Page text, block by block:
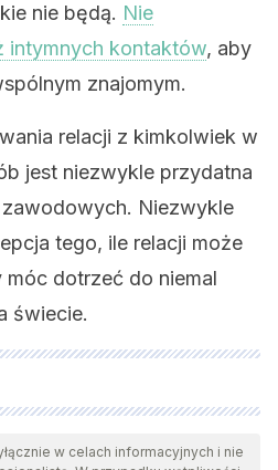
nie będą. Nie
intymnych kontaktów, aby
znajomym.
relacji z kimkolwiek w
jest niezwykle przydatna
Niezwykle
tego, ile relacji może
dotrzeć do niemal
świecie.
gruntownie
zespół w celu zapewnienia ich
w celach informacyjnych i nie